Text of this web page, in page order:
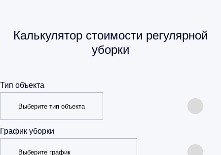
Калькулятор стоимости регулярной
уборки
Тип объекта
График уборки